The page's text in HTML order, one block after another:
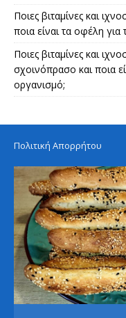
Ποιες βιταμίνες και
ποια είναι τα οφέλη
Ποιες βιταμίνες και
σχοινόπρασο και ποια
οργανισμό;
Πολιτική Απορρήτου